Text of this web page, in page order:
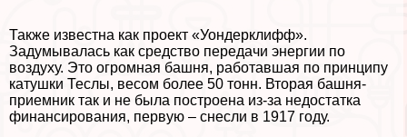
Также известна как проект «Уондерклифф».
Задумывалась как средство передачи энергии по
воздуху. Это огромная башня, работавшая по принципу
катушки Теслы, весом более 50 тонн. Вторая башня-
приемник так и не была построена из-за недостатка
финансирования, первую – снесли в 1917 году.